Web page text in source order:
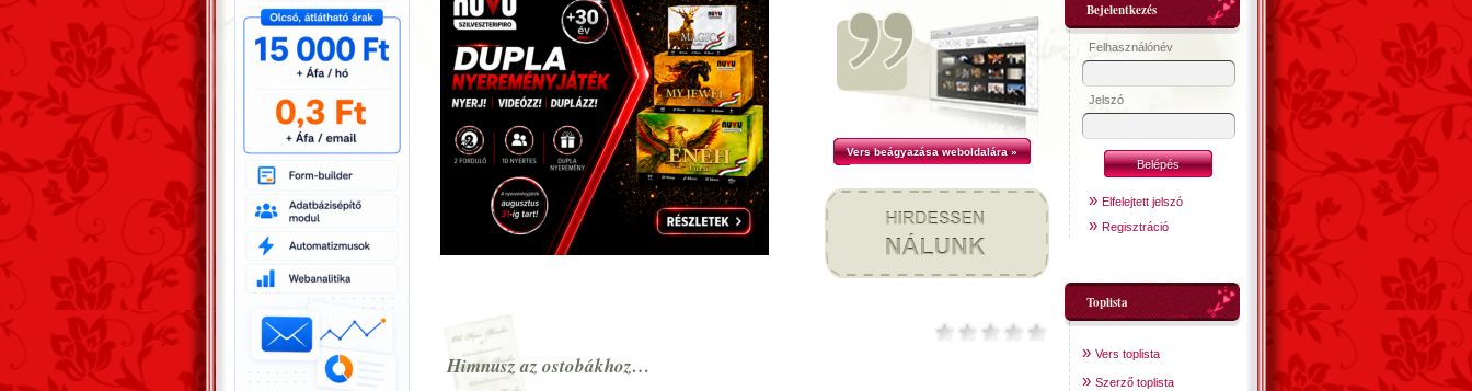
Vers beágyazása weboldalára »
Himnusz az ostobákhoz…
Bejelentkezés
Felhasználónév
Jelszó
» Elfelejtett jelszó
» Regisztráció
Toplista
» Vers toplista
» Szerző toplista